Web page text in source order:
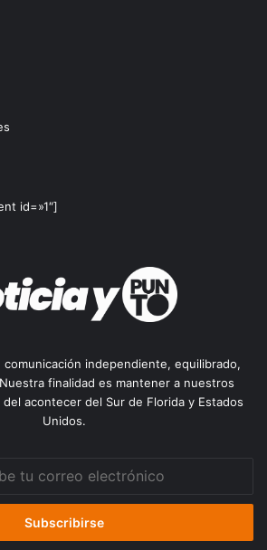
id=»1″]
comunicación independiente, equilibrado,
finalidad es mantener a nuestros
acontecer del Sur de Florida y Estados
Unidos.